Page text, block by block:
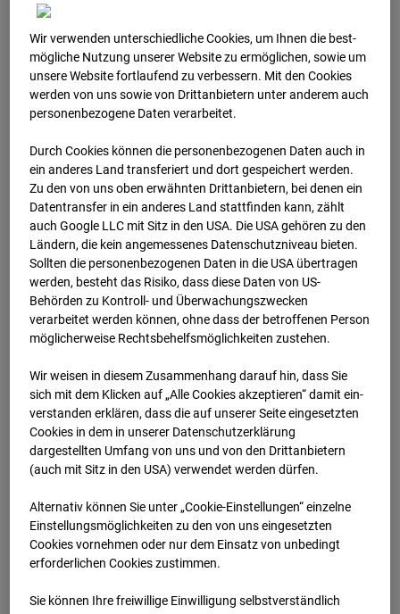
05.07.2026
Wir verwenden unterschiedliche Cookies, um Ihnen die best­
mögliche Nutzung unserer Website zu ermöglichen, sowie um
unsere Website fortlaufend zu verbessern. Mit den Cookies
werden von uns sowie von Drittanbietern unter anderem auch
personenbezogene Daten verarbeitet.
Durch Cookies können die personenbezogenen Daten auch in
ein anderes Land transferiert und dort gespeichert werden.
Zu den von uns oben erwähnten Drittanbietern, bei denen ein
Datentransfer in ein anderes Land stattfinden kann, zählt
auch Google LLC mit Sitz in den USA. Die USA gehören zu den
Ländern, die kein angemessenes Datenschutzniveau bieten.
Sollten die personenbezogenen Daten in die USA übertragen
werden, besteht das Risiko, dass diese Daten von US-
Behörden zu Kontroll- und Überwachungszwecken
verarbeitet werden können, ohne dass der betroffenen Person
möglicherweise Rechtsbehelfsmöglichkeiten zustehen.
Wir weisen in diesem Zusammenhang darauf hin, dass Sie
sich mit dem Klicken auf „Alle Cookies akzeptieren“ damit ein­
ver­standen erklären, dass die auf unserer Seite eingesetzten
Cookies in dem in unserer Datenschutzerklärung
dargestellten Umfang von uns und von den Drittanbietern
(auch mit Sitz in den USA) verwendet werden dürfen.
Alternativ können Sie unter „Cookie-Einstellungen“ einzelne
Einstellungsmöglichkeiten zu den von uns eingesetzten
Cookies vornehmen oder nur dem Einsatz von unbedingt
erforderlichen Cookies zustimmen.
Sie können Ihre freiwillige Einwilligung selbstverständlich